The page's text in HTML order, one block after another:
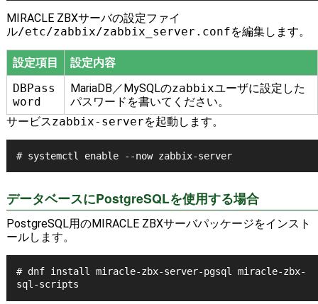
MIRACLE ZBXサーバの設定ファイ
ル/etc/zabbix/zabbix_server.confを編集します。
設定項目
設定内容
DBPass
word
MariaDB／MySQLのzabbixユーザに設定した
パスワードを書いてください。
サービスzabbix-serverを起動します。
データベースにPostgreSQLを使用する場合
PostgreSQL用のMIRACLE ZBXサーバパッケージをインスト
ールします。
# dnf install miracle-zbx-server-pgsql miracle-zbx-
sql-scripts